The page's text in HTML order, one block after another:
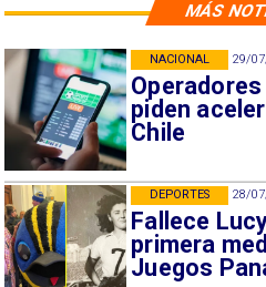
MÁS
29/
piden
Chile
NACIONAL
28/
Fallece
primera
Juegos
DEPORTES